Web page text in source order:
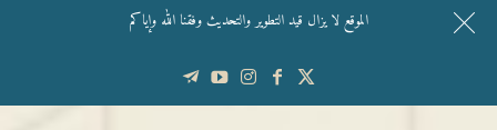
الموقع لا يزال قيد التطوير والتحديث وفقنا الله وإياكم
قال الشيخ ربيع وفقه الله: نحن ليس عندنا تقديس الأشخاص